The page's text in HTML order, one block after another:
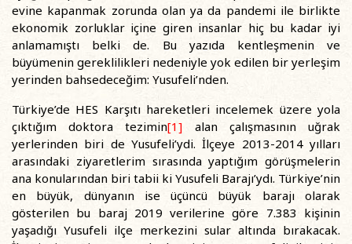
evine kapanmak zorunda olan ya da pandemi ile birlikte
ekonomik zorluklar içine giren insanlar hiç bu kadar iyi
anlamamıştı belki de. Bu yazıda kentleşmenin ve
büyümenin gereklilikleri nedeniyle yok edilen bir yerleşim
yerinden bahsedeceğim: Yusufeli’nden.
Türkiye’de HES Karşıtı hareketleri incelemek üzere yola
çıktığım doktora tezimin[1] alan çalışmasının uğrak
yerlerinden biri de Yusufeli’ydi. İlçeye 2013-2014 yılları
arasındaki ziyaretlerim sırasında yaptığım görüşmelerin
ana konularından biri tabii ki Yusufeli Barajı’ydı. Türkiye’nin
en büyük, dünyanın ise üçüncü büyük barajı olarak
gösterilen bu baraj 2019 verilerine göre 7.383 kişinin
yaşadığı Yusufeli ilçe merkezini sular altında bırakacak.